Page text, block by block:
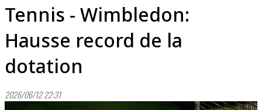
Tennis - Wimbledon:
Hausse record de la
dotation
2026/06/12 22:31